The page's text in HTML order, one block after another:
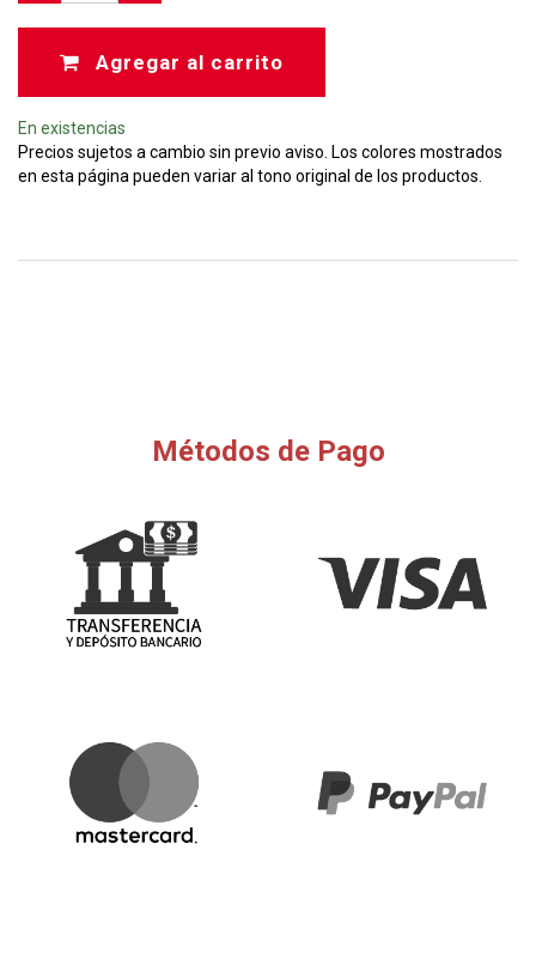
Agregar al carrito
En existencias
Precios sujetos a cambio sin previo aviso. Los colores mostrados
en esta página pueden variar al tono original de los productos.
Métodos de Pago